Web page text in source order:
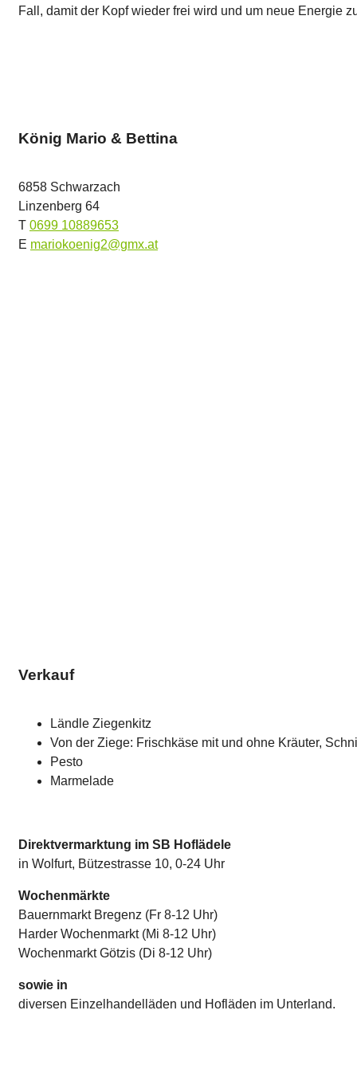
Fall, damit der Kopf wieder frei wird und um neue Energie
König Mario & Bettina
6858 Schwarzach
Linzenberg 64
T 0699 10889653
E mariokoenig2@gmx.at
Verkauf
Ländle Ziegenkitz
Von der Ziege: Frischkäse mit und ohne Kräuter,
Pesto
Marmelade
Direktvermarktung im SB Hoflädele
in Wolfurt, Bützestrasse 10, 0-24 Uhr
Wochenmärkte
Bauernmarkt Bregenz (Fr 8-12 Uhr)
Harder Wochenmarkt (Mi 8-12 Uhr)
Wochenmarkt Götzis (Di 8-12 Uhr)
sowie in
diversen Einzelhandelläden und Hofläden im Unterland.